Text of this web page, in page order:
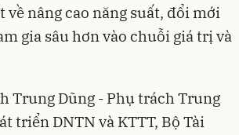
nâng cao năng suất, đổi mới
gia sâu hơn vào chuỗi giá trị và
Trung Dũng - Phụ trách Trung
triển DNTN và KTTT, Bộ Tài